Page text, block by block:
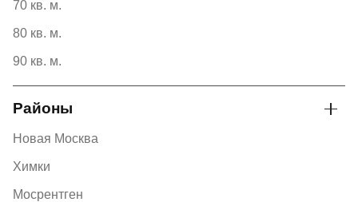
70 кв. м.
80 кв. м.
90 кв. м.
Районы
Новая Москва
Химки
Мосрентген